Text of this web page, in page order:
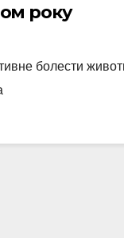
року
болести